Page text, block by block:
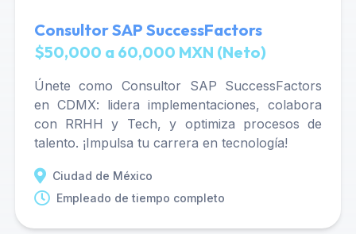
Consultor SAP SuccessFactors
$50,000 a 60,000 MXN (Neto)
Únete como Consultor SAP SuccessFactors
en CDMX: lidera implementaciones, colabora
con RRHH y Tech, y optimiza procesos de
talento. ¡Impulsa tu carrera en tecnología!
Ciudad de México
Empleado de tiempo completo